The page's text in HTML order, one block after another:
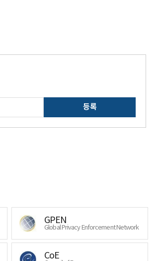
등록
GPEN
Global Privacy Enforcement Network
CoE